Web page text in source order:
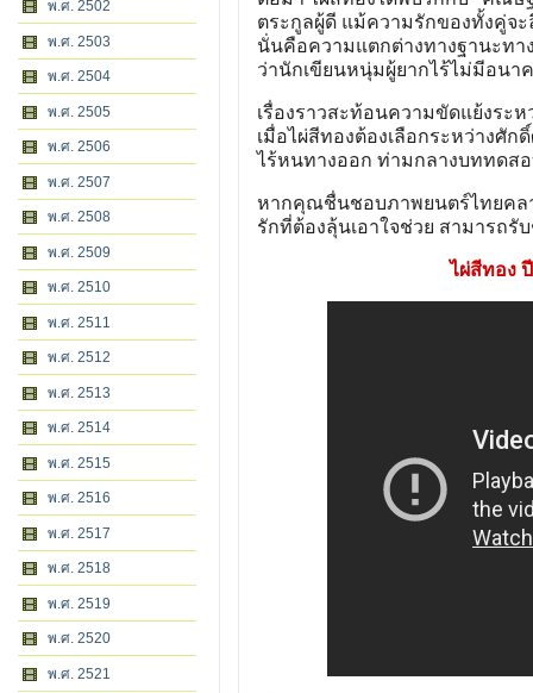
พ.ศ. 2502
พ.ศ. 2503
พ.ศ. 2504
พ.ศ. 2505
พ.ศ. 2506
พ.ศ. 2507
พ.ศ. 2508
พ.ศ. 2509
พ.ศ. 2510
พ.ศ. 2511
พ.ศ. 2512
พ.ศ. 2513
พ.ศ. 2514
พ.ศ. 2515
พ.ศ. 2516
พ.ศ. 2517
พ.ศ. 2518
พ.ศ. 2519
พ.ศ. 2520
พ.ศ. 2521
ตระกูลผู้ดี แม้ความรักของทั้งคู่จ
นั่นคือความแตกต่างทางฐานะท
ว่านักเขียนหนุ่มผู้ยากไร้ไม่มีอน
เรื่องราวสะท้อนความขัดแย้งระ
เมื่อไผ่สีทองต้องเลือกระหว่างศั
ไร้หนทางออก ท่ามกลางบททด
หากคุณชื่นชอบภาพยนตร์ไทยคล
รักที่ต้องลุ้นเอาใจช่วย สามารถรั
ไผ่สีทอง